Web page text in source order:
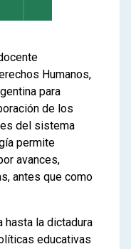
Humanos,
para
de los
del sistema
permite
avances,
antes que como
hasta la dictadura
educativas